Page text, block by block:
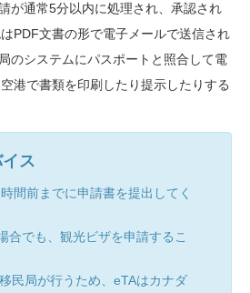
が通常5分以内に処理され、承認され
PDF文書の形で電子メールで送信され
のシステムにパスポートと照合して電
港で書類を印刷したり提示したりする
ス
間前までに申請書を提出してく
合でも、観光ビザを申請するこ
民局が行うため、eTAはカナダ